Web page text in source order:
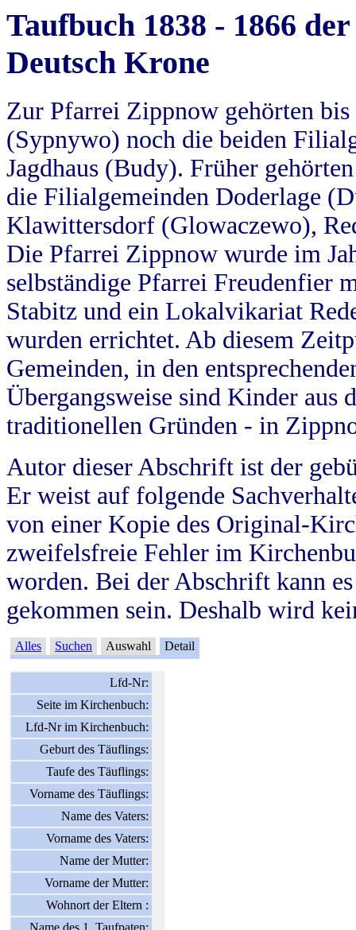
Taufbuch 1838 - 1866
Deutsch Krone
Zur Pfarrei Zippnow gehörten
(Sypnywo) noch die beiden
Jagdhaus (Budy). Früher
die Filialgemeinden Doderlage
Klawittersdorf (Glowaczewo),
Die Pfarrei Zippnow wurde im
selbständige Pfarrei Freudenfier
Stabitz und ein Lokalvikariat
wurden errichtet. Ab diesem
Gemeinden, in den
Übergangsweise sind Kinder aus
traditionellen Gründen - in
Autor dieser Abschrift ist der
Er weist auf folgende
von einer Kopie des Original-
zweifelsfreie Fehler im
worden. Bei der Abschrift kann
gekommen sein. Deshalb wird
Alles Suchen Auswahl Detail
Lfd-Nr:
Seite im Kirchenbuch:
Lfd-Nr im Kirchenbuch:
Geburt des Täuflings:
Taufe des Täuflings:
Vorname des Täuflings:
Name des Vaters:
Vorname des Vaters:
Name der Mutter:
Vorname der Mutter:
Wohnort der Eltern :
Name des 1. Taufpaten: